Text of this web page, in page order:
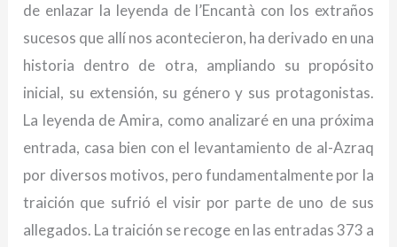
de enlazar la leyenda de l’Encantà con los extraños
sucesos que allí nos acontecieron, ha derivado en una
historia dentro de otra, ampliando su propósito
inicial, su extensión, su género y sus protagonistas.
La leyenda de Amira, como analizaré en una próxima
entrada, casa bien con el levantamiento de al-Azraq
por diversos motivos, pero fundamentalmente por la
traición que sufrió el visir por parte de uno de sus
allegados. La traición se recoge en las entradas 373 a